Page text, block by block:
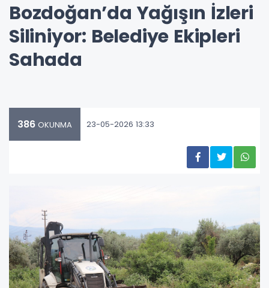
Bozdoğan’da Yağışın İzleri
Siliniyor: Belediye Ekipleri
Sahada
386 OKUNMA 23-05-2026 13:33